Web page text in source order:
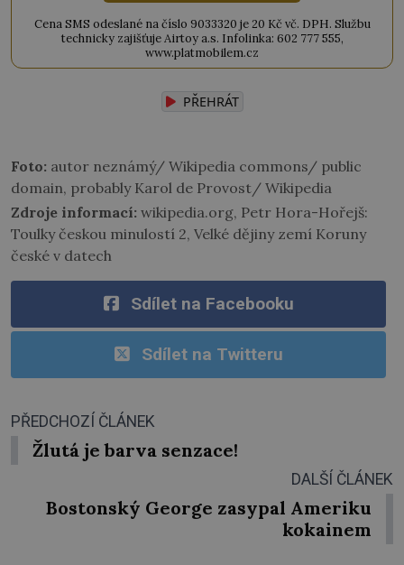
Cena SMS odeslané na číslo 9033320 je 20 Kč vč. DPH. Službu
technicky zajišťuje Airtoy a.s. Infolinka: 602 777 555,
www.platmobilem.cz
PŘEHRÁT
Foto: autor neznámý/ Wikipedia commons/ public
domain, probably Karol de Provost/ Wikipedia
Zdroje informací: wikipedia.org, Petr Hora-Hořejš:
Toulky českou minulostí 2, Velké dějiny zemí Koruny
české v datech
Sdílet na Facebooku
Sdílet na Twitteru
PŘEDCHOZÍ ČLÁNEK
Žlutá je barva senzace!
DALŠÍ ČLÁNEK
Bostonský George zasypal Ameriku
kokainem